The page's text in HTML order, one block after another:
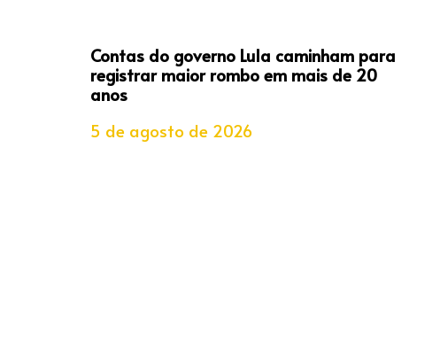
Contas do governo Lula caminham para
registrar maior rombo em mais de 20
anos
5 de agosto de 2026